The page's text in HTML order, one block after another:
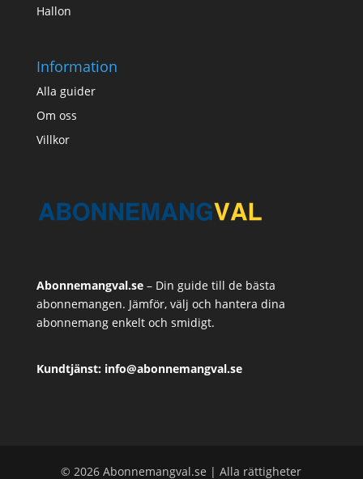
Hallon
Information
Alla guider
Om oss
Villkor
Abonnemangval.se– Din guide till de bästa
abonnemangen. Jämför, välj och hantera dina
abonnemang enkelt och smidigt.
Kundtjänst: info@abonnemangval.se
© 2026 Abonnemangval.se | Alla rättigheter